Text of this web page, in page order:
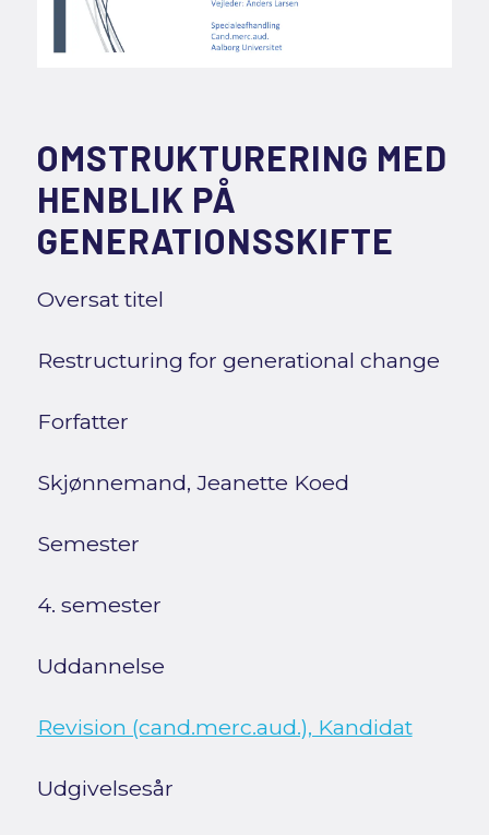
OMSTRUKTURERING MED
HENBLIK PÅ
GENERATIONSSKIFTE
Oversat titel
Restructuring for generational change
Forfatter
Skjønnemand, Jeanette Koed
Semester
4. semester
Uddannelse
Revision (cand.merc.aud.), Kandidat
Udgivelsesår